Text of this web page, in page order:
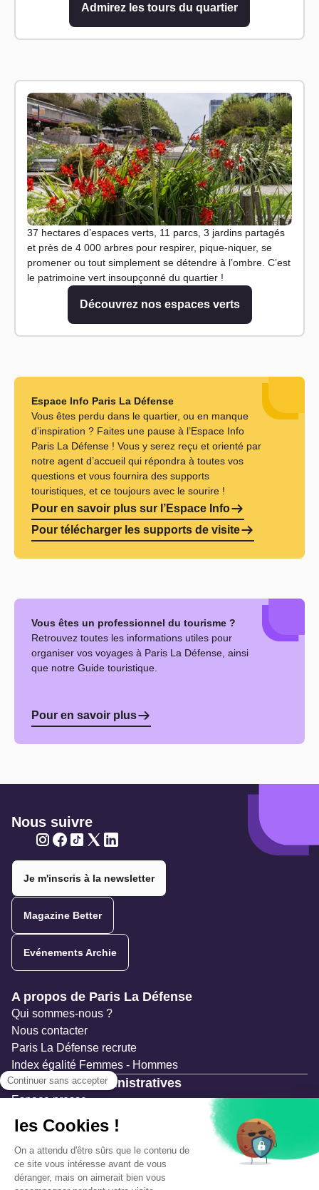
Admirez les tours du quartier
37 hectares d’espaces verts, 11 parcs, 3 jardins partagés
et près de 4 000 arbres pour respirer, pique-niquer, se
promener ou tout simplement se détendre à l’ombre. C’est
le patrimoine vert insoupçonné du quartier !
Découvrez nos espaces verts
Espace Info Paris La Défense
Vous êtes perdu dans le quartier, ou en manque
d’inspiration ? Faites une pause à l’Espace Info
Paris La Défense ! Vous y serez reçu et orienté par
notre agent d’accueil qui répondra à toutes vos
questions et vous fournira des supports
touristiques, et ce toujours avec le sourire !
Pour en savoir plus sur l’Espace Info
Pour télécharger les supports de visite
Vous êtes un professionnel du tourisme ?
Retrouvez toutes les informations utiles pour
organiser vos voyages à Paris La Défense, ainsi
que notre Guide touristique.
Pour en savoir plus
Nous suivre
Je m'inscris à la newsletter
Magazine Better
Evénements Archie
Navigation secondaire
A propos de Paris La Défense
Qui sommes-nous ?
Nous contacter
Paris La Défense recrute
Index égalité Femmes - Hommes
Ressources administratives
Espace presse
Documentation
Marchés publics
Appels à projets & avis d'attribution
Mesures de publicité
Concertations et enquêtes publiques